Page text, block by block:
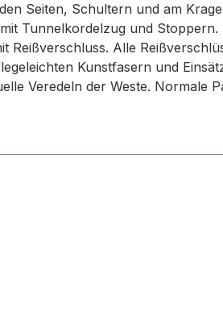
Seiten, Schultern und am
Tunnelkordelzug und
Reißverschluss. Alle
Kunstfasern und
Veredeln der Weste. Normale